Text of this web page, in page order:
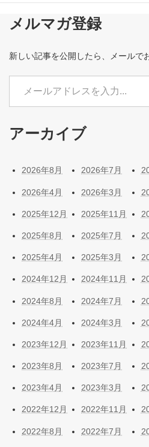
メルマガ登録
新しい記事を公開したら、メールで
メールアドレスを入力...
アーカイブ
2026年8月 2026年7月
2026年4月 2026年3月
2025年12月 2025年11月
2025年8月 2025年7月
2025年4月 2025年3月
2024年12月 2024年11月
2024年8月 2024年7月
2024年4月 2024年3月
2023年12月 2023年11月
2023年8月 2023年7月
2023年4月 2023年3月
2022年12月 2022年11月
2022年8月 2022年7月